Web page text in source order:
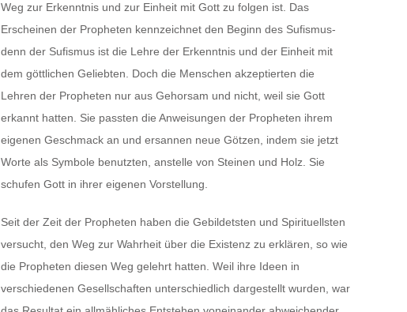
Weg zur Erkenntnis und zur Einheit mit Gott zu folgen ist. Das
Erscheinen der Propheten kennzeichnet den Beginn des Sufismus-
denn der Sufismus ist die Lehre der Erkenntnis und der Einheit mit
dem göttlichen Geliebten. Doch die Menschen akzeptierten die
Lehren der Propheten nur aus Gehorsam und nicht, weil sie Gott
erkannt hatten. Sie passten die Anweisungen der Propheten ihrem
eigenen Geschmack an und ersannen neue Götzen, indem sie jetzt
Worte als Symbole benutzten, anstelle von Steinen und Holz. Sie
schufen Gott in ihrer eigenen Vorstellung.
Seit der Zeit der Propheten haben die Gebildetsten und Spirituellsten
versucht, den Weg zur Wahrheit über die Existenz zu erklären, so wie
die Propheten diesen Weg gelehrt hatten. Weil ihre Ideen in
verschiedenen Gesellschaften unterschiedlich dargestellt wurden, war